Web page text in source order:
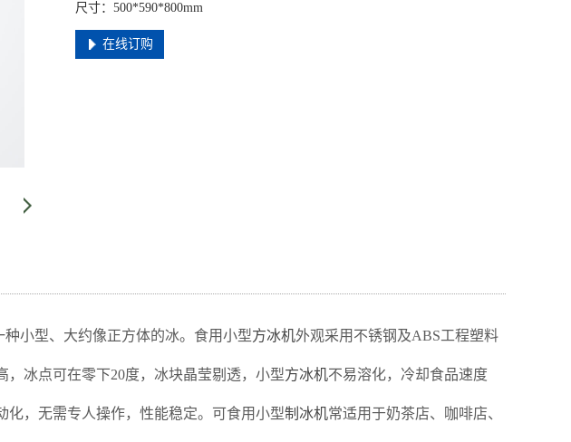
尺寸：500*590*800mm
在线订购
小型、大约像正方体的冰。食用小型方冰机外观采用不锈钢及ABS工程塑料
冰点可在零下20度，冰块晶莹剔透，小型方冰机不易溶化，冷却食品速度
，无需专人操作，性能稳定。可食用小型制冰机常适用于奶茶店、咖啡店、